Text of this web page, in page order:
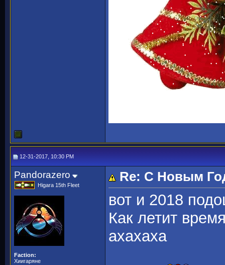
12-31-2017, 10:30 PM
Pandorazero
Higara 15th Fleet
Faction:
Хиигаряне
Re: С Новым
вот и 2018
Как летит
ахахаха